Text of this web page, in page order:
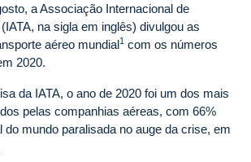
a Associação Internacional de
na sigla em inglês) divulgou as
aéreo mundial1 com os números
2020.
da IATA, o ano de 2020 foi um dos mais
pelas companhias aéreas, com 66%
do mundo paralisada no auge da crise, em